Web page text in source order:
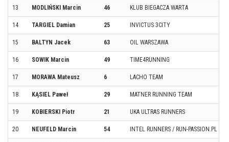
13 MODLIŃSKI Marcin 46 KLUB BIEGACZA WARTA
14 TARGIEL Damian 25 INVICTUS 3CITY
15 BALTYN Jacek 63 OIL WARSZAWA
16 SOWIK Marcin 49 TIME4RUNNING
17 MORAWA Mateusz 6 LACHO TEAM
18 KĄSIEL Paweł 29 MATNER RUNNING TEAM
19 KOBIERSKI Piotr 21 UKA ULTRAS RUNNERS
20 NEUFELD Marcin 54 INTEL RUNNERS / RUN-PASSION.PL